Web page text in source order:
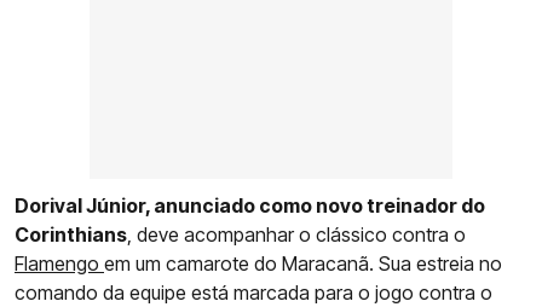
Dorival Júnior, anunciado como novo treinador do
Corinthians, deve acompanhar o clássico contra o
Flamengo em um camarote do Maracanã. Sua estreia no
comando da equipe está marcada para o jogo contra o